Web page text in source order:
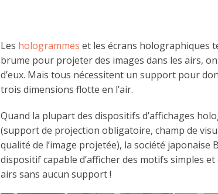
Les hologrammes et les écrans holographiques
brume pour projeter des images dans les airs,
d’eux. Mais tous nécessitent un support pour
trois dimensions flotte en l’air.
Quand la plupart des dispositifs d’affichages
(support de projection obligatoire, champ de
qualité de l’image projetée), la société japonaise
dispositif capable d’afficher des motifs simples
airs sans aucun support !